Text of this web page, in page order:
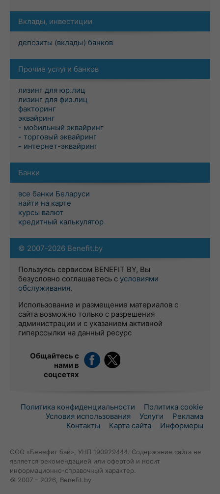
Вклады, инвестиции
депозиты (вклады) банков
Прочие услуги банков
лизинг для юр.лиц
лизинг для физ.лиц
факторинг
эквайринг
- мобильный эквайринг
- торговый эквайринг
- интернет-эквайринг
Банки
все банки Беларуси
найти на карте
курсы валют
кредитный калькулятор
© 2007-2026 Benefit.by
Пользуясь сервисом BENEFIT BY, Вы
безусловно соглашаетесь с условиями
обслуживания.
Использование и размещение материалов с
сайта возможно только с разрешения
администрации и с указанием активной
гиперссылки на данный ресурс
Общайтесь с
нами в
соцсетях
Политика конфиденциальности
Политика cookie
Условия использования
Услуги
Реклама
Контакты
Карта сайта Информеры
ООО «Бенефит бай», УНП 190929444. Содержание сайта не
является рекомендацией или офертой и носит
информационно-справочный характер.
© 2007 – 2026, Benefit.by